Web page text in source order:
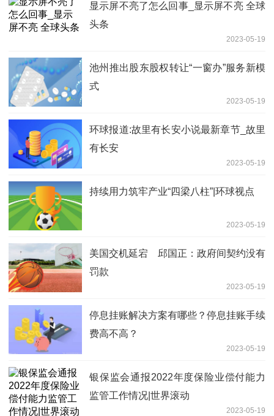
显示屏不亮了怎么回事_显示屏不亮 全球
头条
2023-05-19
池州推出股东股权转让“一窗办”服务新模
式
2023-05-19
环球报道:故里有长安小说最新章节_故里
有长安
2023-05-19
持续用力筑牢产业“四梁八柱”|环球视点
2023-05-19
美国交机延宕 邱国正：政府间契约没有
罚款
2023-05-19
停息挂账解决方案有哪些？停息挂账手续
费高不高？
2023-05-19
银保监会通报2022年度保险业偿付能力
监管工作情况|世界滚动
2023-05-19